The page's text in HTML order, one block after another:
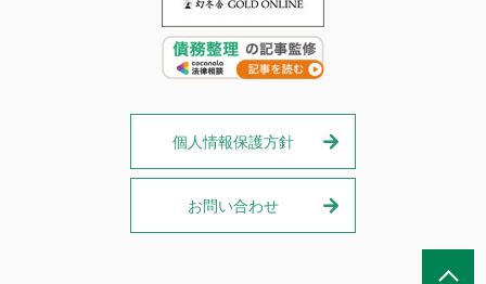
個人情報保護方針
お問い合わせ